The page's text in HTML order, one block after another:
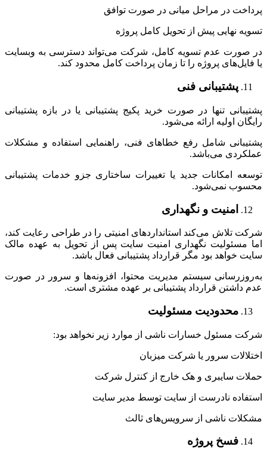
پرداخت در مراحل میانی در صورت توافق
تسویه نهایی پیش از تحویل کامل پروژه
در صورت عدم تسویه کامل، شرکت می‌تواند دسترسی به وبسایت
یا فایل‌های پروژه را تا زمان پرداخت کامل محدود کند.
پشتیبانی فنی
پشتیبانی تنها در صورت خرید پکیج پشتیبانی یا در بازه پشتیبانی
رایگان اولیه ارائه می‌شود.
پشتیبانی شامل رفع خطاهای فنی، راهنمایی استفاده و مشکلات
عملکردی می‌باشد.
توسعه امکانات جدید یا تغییرات ساختاری جزو خدمات پشتیبانی
محسوب نمی‌شود.
امنیت و نگهداری
شرکت تلاش می‌کند استانداردهای امنیتی را در طراحی رعایت کند،
اما مسئولیت نگهداری امنیت سایت پس از تحویل به عهده مالک
سایت خواهد بود مگر قرارداد پشتیبانی فعال باشد.
به‌روزرسانی سیستم مدیریت محتوا، افزونه‌ها و سرور در صورت
عدم داشتن قرارداد پشتیبانی بر عهده مشتری است.
محدودیت مسئولیت
شرکت مسئول خسارات ناشی از موارد زیر نخواهد بود:
اختلالات سرور یا شرکت میزبان
حملات سایبری و هک خارج از کنترل شرکت
استفاده نادرست از سایت توسط مدیر سایت
مشکلات ناشی از سرویس‌های ثالث
فسخ پروژه